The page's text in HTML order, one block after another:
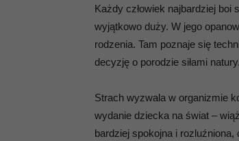
Każdy człowiek najbardziej
wyjątkowo duży. W jego
rodzenia. Tam poznaje się
decyzję o porodzie siłami natury.
Strach wyzwala w organizmie
wydanie dziecka na świat –
bardziej spokojna i